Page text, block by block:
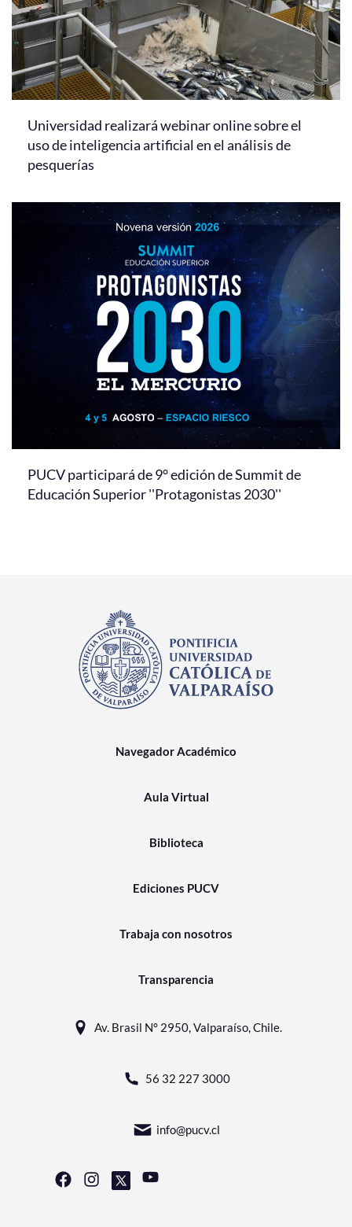
Universidad realizará webinar online sobre el
uso de inteligencia artificial en el análisis de
pesquerías
PUCV participará de 9° edición de Summit de
Educación Superior ''Protagonistas 2030''
Navegador Académico
Aula Virtual
Biblioteca
Ediciones PUCV
Trabaja con nosotros
Transparencia
Av. Brasil N° 2950, Valparaíso, Chile.
56 32 227 3000
info@pucv.cl